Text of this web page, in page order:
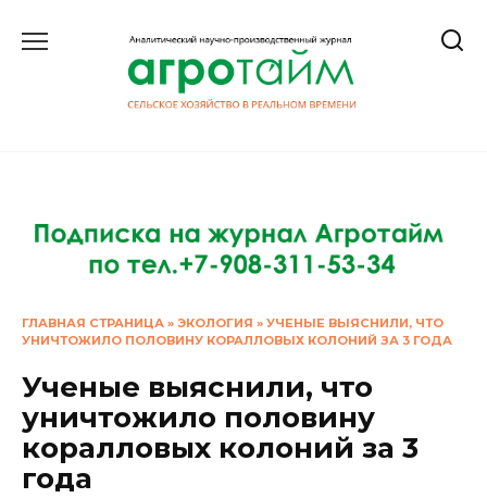
ГЛАВНАЯ СТРАНИЦА » ЭКОЛОГИЯ » УЧЕНЫЕ ВЫЯСНИЛИ, ЧТО
УНИЧТОЖИЛО ПОЛОВИНУ КОРАЛЛОВЫХ КОЛОНИЙ ЗА 3 ГОДА
Ученые выяснили, что
уничтожило половину
коралловых колоний за 3
года